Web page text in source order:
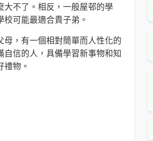
大不了。相反，一般屋邨的學
可能最適合貴子弟。
，有一個相對簡單而人性化的
信的人，具備學習新事物和知
物。